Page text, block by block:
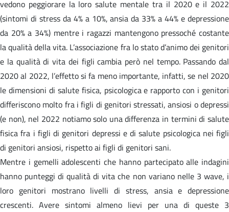
vedono peggiorare la loro salute mentale tra il 2020 e il 2022
(sintomi di stress da 4% a 10%, ansia da 33% a 44% e depressione
da 20% a 34%) mentre i ragazzi mantengono pressoché costante
la qualità della vita. L’associazione fra lo stato d’animo dei genitori
e la qualità di vita dei figli cambia però nel tempo. Passando dal
2020 al 2022, l’effetto si fa meno importante, infatti, se nel 2020
le dimensioni di salute fisica, psicologica e rapporto con i genitori
differiscono molto fra i figli di genitori stressati, ansiosi o depressi
(e non), nel 2022 notiamo solo una differenza in termini di salute
fisica fra i figli di genitori depressi e di salute psicologica nei figli
di genitori ansiosi, rispetto ai figli di genitori sani.
Mentre i gemelli adolescenti che hanno partecipato alle indagini
hanno punteggi di qualità di vita che non variano nelle 3 wave, i
loro genitori mostrano livelli di stress, ansia e depressione
crescenti. Avere sintomi almeno lievi per una di queste 3